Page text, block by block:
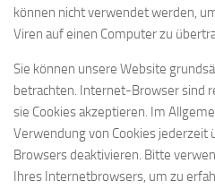
können nicht verwendet werden,
Viren auf einen Computer zu
Sie können unsere Website
betrachten. Internet-Browser sind
sie Cookies akzeptieren. Im
Verwendung von Cookies jederzeit
Browsers deaktivieren. Bitte
Ihres Internetbrowsers, um zu